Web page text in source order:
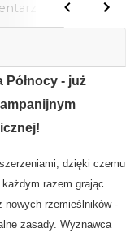
- już
dzięki czemu
razem grając
nowych rzemieślników -
zasady. Wyznawca